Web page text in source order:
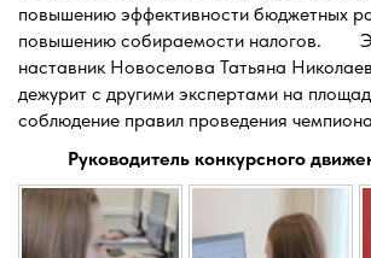
повышению эффективности бюджетных
повышению собираемости налогов.
наставник Новоселова Татьяна
дежурит с другими экспертами на
соблюдение правил проведения
Руководитель конкурсного